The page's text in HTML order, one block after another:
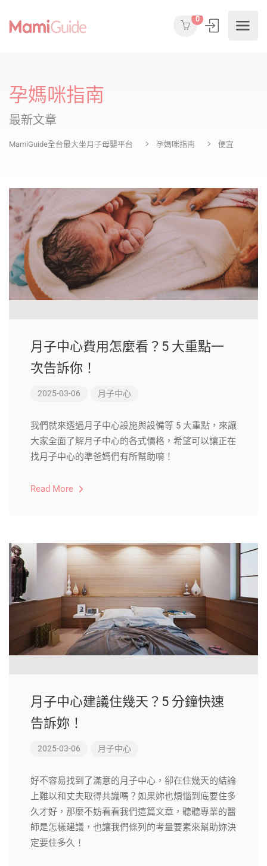
0
孕媽咪指南
最新文章
MamiGuide全台最大坐月子母嬰平台 孕媽咪指南 便宜
月子中心費用怎麼看？5 大重點一
次告訴你！
2025-03-06 月子中心
我們就來透過月子中心設施與設備等 5 大重點，來讓
大家全面了解月子中心的各式價格，希望可以讓正在
找月子中心的準爸媽們有所幫助唷！
Read More
月子中心建議住幾天？5 分鐘快速
告訴妳！
2025-03-06 月子中心
好不容易找到了滿意的月子中心，卻在住幾天的結論
上難以和丈夫取得共識嗎？如果妳也煩惱到底要住多
久才好，那麼不妨看看我們這篇文章，聽聽專業的醫
師是怎樣建議，也讓我們條列的考量要素來幫助妳決
定要住多久！